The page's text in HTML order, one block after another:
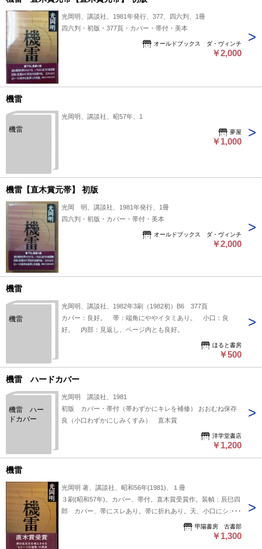
光岡明、講談社、1981年発行、377、四六判、1冊
四六判・初版・377頁・カバー・帯付・美本
オールドブックス ダ・ヴィンチ
￥2,000
機雷
機雷
光岡明、講談社、昭57年、1
夢屋
￥1,000
機雷【直木賞元帯】 初版
光岡 明、講談社、1981年発行、1冊
四六判・初版・カバー・帯付・美本
オールドブックス ダ・ヴィンチ
￥2,000
機雷
機雷
光岡明、講談社、1982年3刷（1982初）B6 377頁
カバー：良好。 帯：端角にややイタミあり。 小口：良
好。 内部：見返し、ページ内とも良好。
ほると書房
￥500
機雷 ハードカバー
機雷 ハー
ドカバー
光岡明 講談社、1981
初版 カバー・帯付（帯わずかにキレを補修） おおむね保存
良（小口わずかにしみくすみ） 直木賞
洋学堂書店
￥1,200
機雷
光岡明 著、講談社、昭和56年(1981)、１冊
３刷(昭和57年)。カバー、帯付。直木賞受賞作。装幀：辰巳四
郎 カバー、帯にスレあり。帯に折れあり。天、小口にシミあ
甲陽書房 古書部
￥1,300